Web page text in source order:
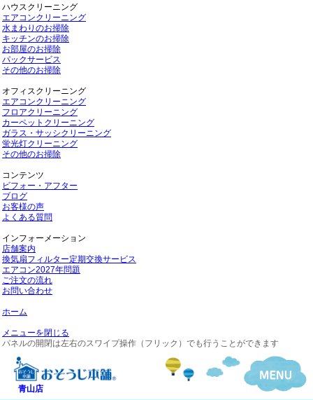
ハウスクリーニング
エアコンクリーニング
水まわりのお掃除
キッチンのお掃除
お部屋のお掃除
パックサービス
その他のお掃除
オフィスクリーニング
エアコンクリーニング
フロアクリーニング
カーペットクリーニング
ガラス・サッシクリーニング
蛍光灯クリーニング
その他のお掃除
コンテンツ
ビフォー・アフター
ブログ
お客様の声
よくある質問
インフォーメーション
店舗案内
換気扇フィルター定期交換サービス
エアコン2027年問題
ご注文の流れ
お問い合わせ
ホーム
メニューを閉じる
パネルの開閉は左右のスワイプ操作（フリック）でも行うことができます
青山店